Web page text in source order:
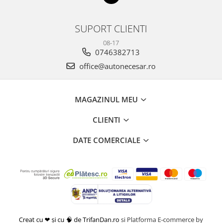
SUPORT CLIENTI
08-17
0746382713
office@autonecesar.ro
MAGAZINUL MEU
CLIENTI
DATE COMERCIALE
Creat cu ❤ și cu 🧠 de TrifanDan.ro si Platforma E-commerce by